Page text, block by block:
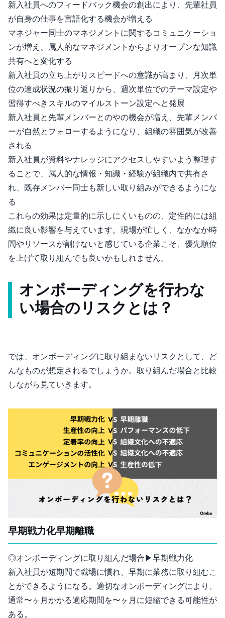
新入社員へのフィードバック機会の創出により、先輩社員
が自身の仕事を言語化する機会が増える
マネジャー同士のマネジメントに関するコミュニケーショ
ンが増え、属人的なマネジメントからよりオープンな知識
共有へと変化する
新入社員の立ち上がりスピードへの意識が高まり、月次単
位のKPI達成状況の振り返りから、週次単位でのテーマ設定や
習得すべきスキルのマイルストーン設定へと発展
新入社員と先輩メンバーとの1on1や2on1の機会が増え、先輩メンバ
ーが自然とフォローするようになり、組織の雰囲気が改善
される
新入社員が資料やナレッジにアクセスしやすいよう整理す
ることで、属人的な情報・知識・経験が組織内で共有さ
れ、既存メンバー同士も新しい取り組みができるようにな
る
これらの効果は定量的に示しにくいものの、定性的には組
織に良い影響を与えています。現場が忙しく、なかなか時
間やリソースが割けないと感じている企業こそ、優先順位
を上げて取り組んでも良いかもしれません。
オンボーディングを行わな
い場合のリスクとは？
では、オンボーディングに取り組まないリスクとして、ど
んなものが想定されるでしょうか。取り組んだ場合と比較
しながら見ていきます。
早期戦力化 vs 早期離職
◎オンボーディングに取り組んだ場合 ▶︎ 早期戦力化
新入社員が短期間で職場に慣れ、早期に業務に取り組むこ
とができるようになる。適切なオンボーディングにより、
通常3〜6ヶ月かかる適応期間を1〜2ヶ月に短縮できる可能性が
ある。